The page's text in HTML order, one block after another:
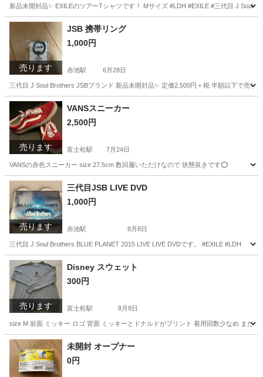
新品未開封品✨️ EXILEのツアーTシャツです！ Mサイズ #LDH #EXILE #三代目 J Soul
愛知 日進市 赤池駅 コンサート
売ります
JSB 携帯リング
1,000円
赤池駅 6月28日
三代目 J Soul Brothers JSBブランド 新品未開封品✨️ 定価2,500円＋税 半額以下で売り
愛知 日進市 電話、ＦＡＸ
売ります
VANSスニーカー
2,500円
富士松駅 7月24日
VANSの赤色スニーカー size 27.5cm 数回履いただけなので 状態良きです⭕️
愛知 豊田市 富士松駅
売ります
三代目JSB LIVE DVD
1,000円
赤池駅 8月8日
三代目 J Soul Brothers BLUE PLANET 2015 LIVE LIVE DVDです。 #EXILE #LDH
愛知 日進市 DVD/ブルーレイ
売ります
Disney スウェット
300円
富士松駅 8月8日
size M 前面 ミッキー ロゴ 背面 ミッキーとドナルドがプリント 着用回数少なめ まだま
愛知 豊田市 富士松駅 トレーナー
未開封 オープナー
0円